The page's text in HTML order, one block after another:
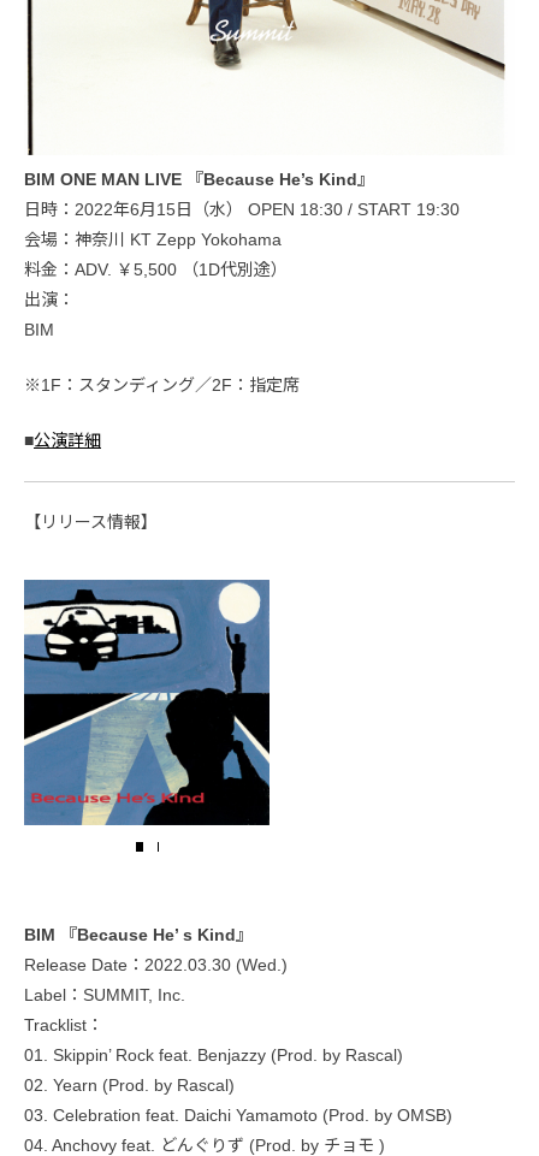
BIM ONE MAN LIVE 『Because He’s Kind』
日時：2022年6月15日（水） OPEN 18:30 / START 19:30
会場：神奈川 KT Zepp Yokohama
料金：ADV. ￥5,500 （1D代別途）
出演：
BIM
※1F：スタンディング／2F：指定席
■公演詳細
【リリース情報】
BIM 『Because He’ s Kind』
Release Date：2022.03.30 (Wed.)
Label：SUMMIT, Inc.
Tracklist：
01. Skippin’ Rock feat. Benjazzy (Prod. by Rascal)
02. Yearn (Prod. by Rascal)
03. Celebration feat. Daichi Yamamoto (Prod. by OMSB)
04. Anchovy feat. どんぐりず (Prod. by チョモ )